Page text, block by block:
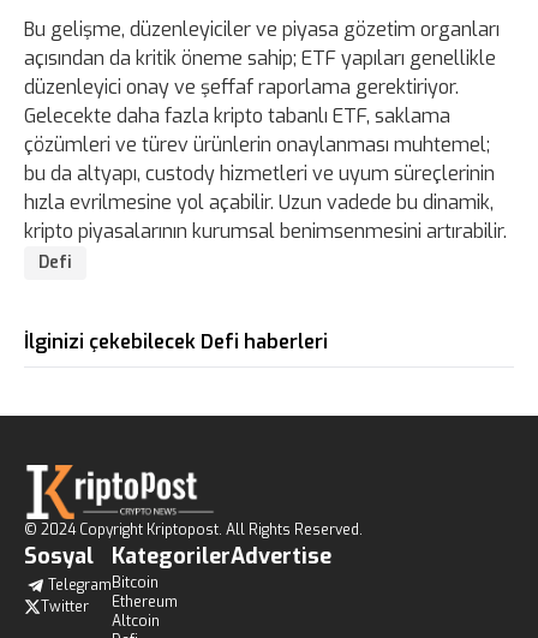
Bu gelişme, düzenleyiciler ve piyasa gözetim organları
açısından da kritik öneme sahip; ETF yapıları genellikle
düzenleyici onay ve şeffaf raporlama gerektiriyor.
Gelecekte daha fazla kripto tabanlı ETF, saklama
çözümleri ve türev ürünlerin onaylanması muhtemel;
bu da altyapı, custody hizmetleri ve uyum süreçlerinin
hızla evrilmesine yol açabilir. Uzun vadede bu dinamik,
kripto piyasalarının kurumsal benimsenmesini artırabilir.
Defi
İlginizi çekebilecek Defi haberleri
© 2024 Copyright Kriptopost. All Rights Reserved.
Sosyal
Telegram
Twitter
Kategoriler
Bitcoin
Ethereum
Altcoin
Advertise